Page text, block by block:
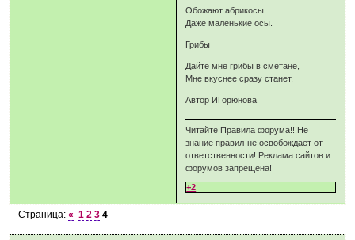
Обожают абрикосы
Даже маленькие осы.
Грибы
Дайте мне грибы в сметане,
Мне вкуснее сразу станет.
Автор ИГорюнова
Читайте Правила форума!!!Не
знание правил-не освобождает от
ответственности! Реклама сайтов и
форумов запрещена!
+2
Страница:« 1 2 3 4